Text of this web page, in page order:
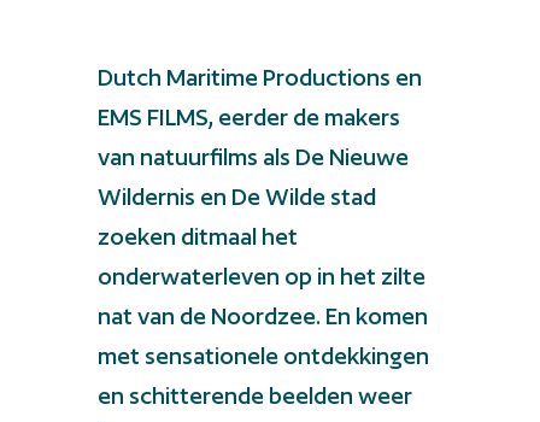
Dutch Maritime Productions en
EMS FILMS, eerder de makers
van natuurfilms als De Nieuwe
Wildernis en De Wilde stad
zoeken ditmaal het
onderwaterleven op in het zilte
nat van de Noordzee. En komen
met sensationele ontdekkingen
en schitterende beelden weer